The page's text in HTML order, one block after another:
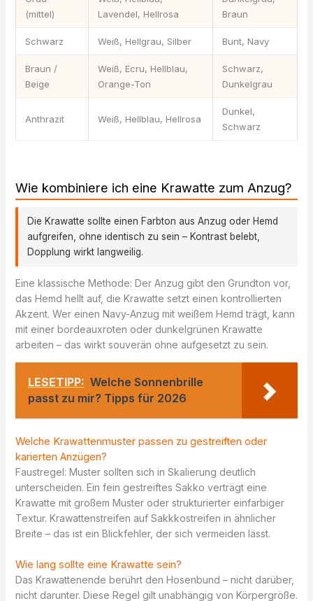
(mittel)
Lavendel, Hellrosa
Braun
Schwarz Weiß, Hellgrau, Silber Bunt, Navy
Braun /
Beige
Weiß, Ecru, Hellblau,
Orange-Ton
Schwarz,
Dunkelgrau
Anthrazit Weiß, Hellblau, Hellrosa
Dunkel,
Schwarz
Wie kombiniere ich eine Krawatte zum Anzug?
Die Krawatte sollte einen Farbton aus Anzug oder Hemd
aufgreifen, ohne identisch zu sein – Kontrast belebt,
Dopplung wirkt langweilig.
Eine klassische Methode: Der Anzug gibt den Grundton vor,
das Hemd hellt auf, die Krawatte setzt einen kontrollierten
Akzent. Wer einen Navy-Anzug mit weißem Hemd trägt, kann
mit einer bordeauxroten oder dunkelgrünen Krawatte
arbeiten – das wirkt souverän ohne aufgesetzt zu sein.
LESETIPP: Welche Sonnenbrille
passt zu mir? Tipps für 2026
Welche Krawattenmuster passen zu gestreiften oder
karierten Anzügen?
Faustregel: Muster sollten sich in Skalierung deutlich
unterscheiden. Ein fein gestreiftes Sakko verträgt eine
Krawatte mit großem Muster oder strukturierter einfarbiger
Textur. Krawattenstreifen auf Sakkkostreifen in ähnlicher
Breite – das ist ein Blickfehler, der sich vermeiden lässt.
Wie lang sollte eine Krawatte sein?
Das Krawattenende berührt den Hosenbund – nicht darüber,
nicht darunter. Diese Regel gilt unabhängig von Körpergröße.